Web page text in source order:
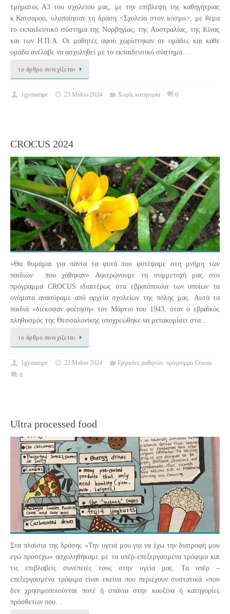
τμήματος Α3 του σχολείου μας, με την επίβλεψη της καθηγήτριας
κ.Κατσαρού, υλοποίησαν τη δράση <Σχολεία στον κόσμο>, με θέμα
το εκπαιδευτικό σύστημα της Νορβηγίας, της Αυστραλίας, της Κίνας
και των Η.Π.Α. Οι μαθητές αφού χωρίστηκαν σε ομάδες και κάθε
ομάδα ανέλαβε να ασχοληθεί με το εκπαιδευτικό σύστημα…
το άρθρο συνεχίζεται
1gymampe 23 Μαΐου 2024 Χωρίς κατηγορία 0
CROCUS 2024
«Θα θυμάμαι για πάντα τα φυτά που φυτέψαμε στη μνήμη των
παιδιών που χάθηκαν» Αφιερώνουμε τη συμμετοχή μας στο
πρόγραμμα CROCUS ιδιαιτέρως στα εβραιόπουλα των οποίων τα
ονόματα ανασύραμε από αρχεία σχολείων της πόλης μας. Αυτά τα
παιδιά »διέκοψαν φοίτηση» τον Μάρτιο του 1943, όταν ο εβραϊκός
πληθυσμός της Θεσσαλονίκης υποχρεώθηκε να μετακομίσει στα…
το άρθρο συνεχίζεται
1gymampe 22 Μαΐου 2024 Εργασίες μαθητών, πρόγραμμα Crocus
0
Ultra processed food
Στα πλαίσια της δράσης «Την υγειά μου για να έχω την διατροφή μου
εγώ προσέχω» ασχοληθήκαμε με τα υπέρ-επεξεργασμένα τρόφιμα και
τις επιβλαβείς συνέπειές τους στην υγεία μας. Τα υπέρ –
επεξεργασμένα τρόφιμα είναι εκείνα που περιέχουν συστατικά «που
δεν χρησιμοποιούνται ποτέ ή σπάνια στην κουζίνα ή κατηγορίες
πρόσθετων που…